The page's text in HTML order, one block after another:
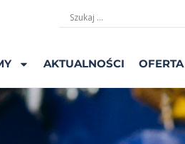
AKTUALNOŚCI OFERTA